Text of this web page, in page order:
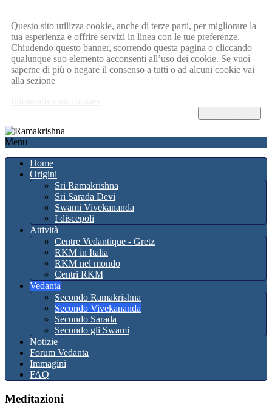
Questo sito utilizza cookie, anche di terze parti, per migliorare la
tua esperienza e offrire servizi in linea con le tue preferenze.
Chiudendo questo banner, scorrendo questa pagina o cliccando
qualunque suo elemento acconsenti all’uso dei cookie. Se vuoi
saperne di più o negare il consenso a tutti o ad alcuni cookie vai
alla sezione
Menu
Home
Origini
Sri Ramakrishna
Sri Sarada Devi
Swami Vivekananda
I discepoli
Attività
Centre Vedantique - Gretz
RKM in Italia
RKM nel mondo
Centri RKM
Vedanta
Secondo Ramakrishna
Secondo Vivekananda
Secondo Sarada
Secondo gli Swami
Notizie
Forum Vedanta
Immagini
FAQ
Meditazioni